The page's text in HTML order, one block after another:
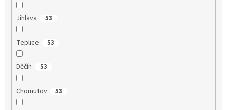
Jihlava 53
Teplice 53
Děčín 53
Chomutov 53